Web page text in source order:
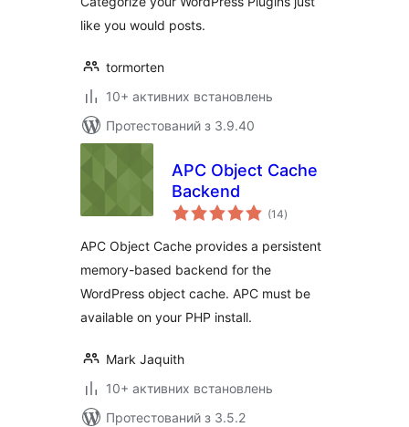
like you would posts.
tormorten
10+ активних встановлень
Протестований з 3.9.40
APC Object Cache
Backend
(14загальний
рейтинг
)
APC Object Cache provides a persistent
memory-based backend for the
WordPress object cache. APC must be
available on your PHP install.
Mark Jaquith
10+ активних встановлень
Протестований з 3.5.2